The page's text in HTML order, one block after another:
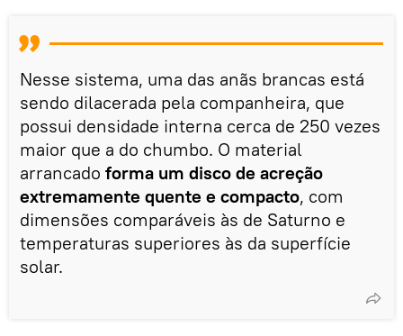
Nesse sistema, uma das anãs brancas está
sendo dilacerada pela companheira, que
possui densidade interna cerca de 250 vezes
maior que a do chumbo. O material
arrancado forma um disco de acreção
extremamente quente e compacto, com
dimensões comparáveis às de Saturno e
temperaturas superiores às da superfície
solar.